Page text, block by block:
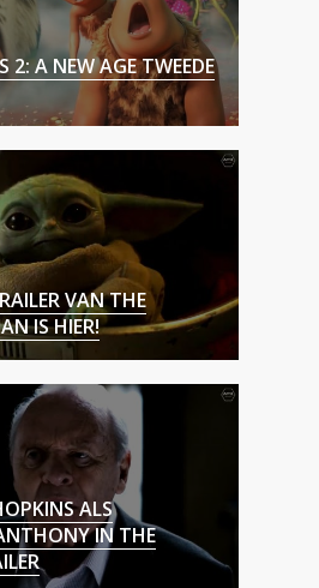
2: A NEW AGE TWEEDE
VAN THE
IS HIER!
ALS
IN THE